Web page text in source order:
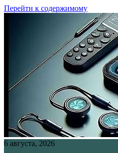
Перейти к содержимому
6 августа, 2026